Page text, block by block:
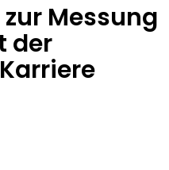
Messung
der